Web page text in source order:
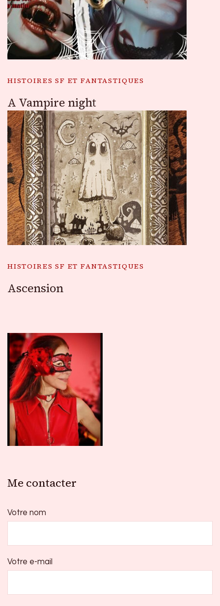
HISTOIRES SF ET FANTASTIQUES
A Vampire night
HISTOIRES SF ET FANTASTIQUES
Ascension
Me contacter
Votre nom
Votre e-mail